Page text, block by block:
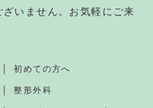
いません。お気軽にご来
初めての方へ
整形外科